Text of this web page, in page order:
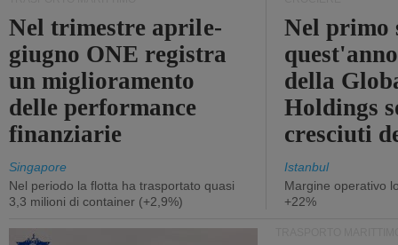
Nel trimestre aprile-
giugno ONE registra
un miglioramento
delle performance
finanziarie
Singapore
Nel periodo la flotta ha trasportato quasi
3,3 milioni di container (+2,9%)
Nel primo
della
Holdings
cresciuti
Istanbul
Margine operativo
+22%